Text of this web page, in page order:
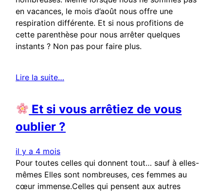
en vacances, le mois d’août nous offre une
respiration différente. Et si nous profitions de
cette parenthèse pour nous arrêter quelques
instants ? Non pas pour faire plus.
Lire la suite…
Et si vous arrêtiez de vous
oublier ?
il y a 4 mois
Pour toutes celles qui donnent tout… sauf à elles-
mêmes Elles sont nombreuses, ces femmes au
cœur immense.Celles qui pensent aux autres